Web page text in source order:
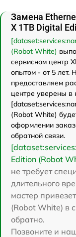
Замена
X 1TB Digital
(Robot White)
сервисном центр
опытом - от 5 лет.
предоставляем
центре уверены в
(Robot White)
оформлении
обратной связи.
Edition (Robot
не требует
длительного
мастер
(Robot White) в
обратно.
Позвоните и